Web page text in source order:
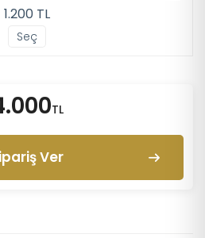
1.200 TL
Seç
TL
Ver